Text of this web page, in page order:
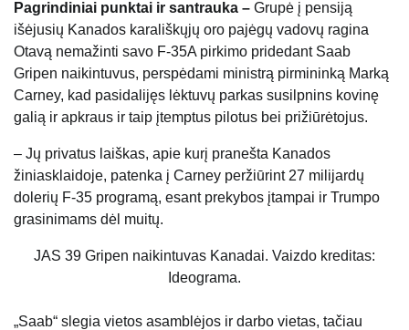
Pagrindiniai punktai ir santrauka – Grupė į pensiją
išėjusių Kanados karališkųjų oro pajėgų vadovų ragina
Otavą nemažinti savo F-35A pirkimo pridedant Saab
Gripen naikintuvus, perspėdami ministrą pirmininką Marką
Carney, kad pasidalijęs lėktuvų parkas susilpnins kovinę
galią ir apkraus ir taip įtemptus pilotus bei prižiūrėtojus.
– Jų privatus laiškas, apie kurį pranešta Kanados
žiniasklaidoje, patenka į Carney peržiūrint 27 milijardų
dolerių F-35 programą, esant prekybos įtampai ir Trumpo
grasinimams dėl muitų.
JAS 39 Gripen naikintuvas Kanadai. Vaizdo kreditas:
Ideograma.
„Saab“ slegia vietos asamblėjos ir darbo vietas, tačiau